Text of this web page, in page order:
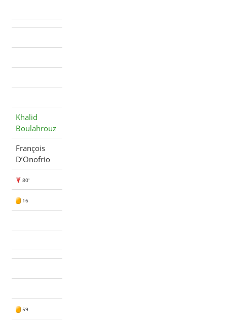
Khalid
Boulahrouz
François
D’Onofrio
80'
16
59